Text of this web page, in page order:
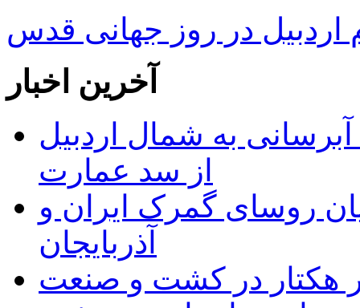
در روز جهانی قدس
آخرین اخبار
ماده ۲۳ طرح آبرسانی به شمال اردبیل
از سد عمارت
روسای گمرک ایران و
آذربایجان
هکتار در کشت و صنعت